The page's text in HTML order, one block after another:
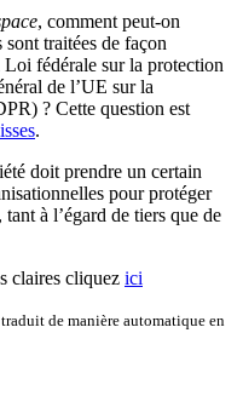
, comment peut-on
sont traitées de façon
fédérale sur la protection
de l’UE sur la
? Cette question est
.
doit prendre un certain
pour protéger
à l’égard de tiers que de
claires cliquez ici
de manière automatique en